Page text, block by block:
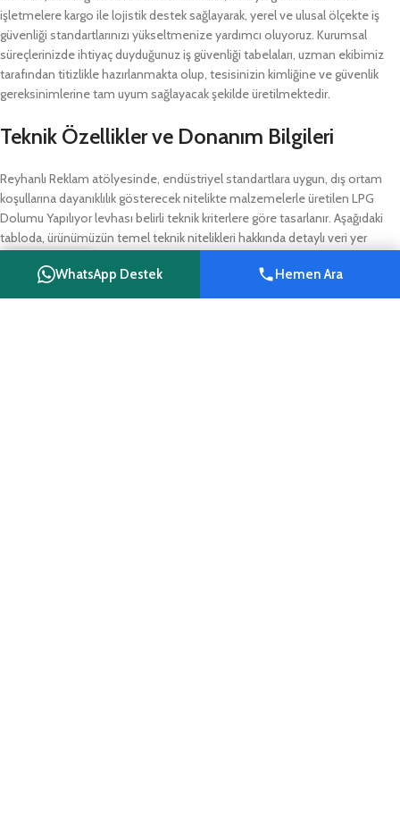
işletmelere kargo ile lojistik destek sağlayarak, yerel ve ulusal ölçekte iş
güvenliği standartlarınızı yükseltmenize yardımcı oluyoruz. Kurumsal
süreçlerinizde ihtiyaç duyduğunuz iş güvenliği tabelaları, uzman ekibimiz
tarafından titizlikle hazırlanmakta olup, tesisinizin kimliğine ve güvenlik
gereksinimlerine tam uyum sağlayacak şekilde üretilmektedir.
Teknik Özellikler ve Donanım Bilgileri
Reyhanlı Reklam atölyesinde, endüstriyel standartlara uygun, dış ortam
koşullarına dayanıklılık gösterecek nitelikte malzemelerle üretilen LPG
Dolumu Yapılıyor levhası belirli teknik kriterlere göre tasarlanır. Aşağıdaki
tabloda, ürünümüzün temel teknik nitelikleri hakkında detaylı veri yer
WishlistCartMy account
WhatsApp Destek Hemen Ara